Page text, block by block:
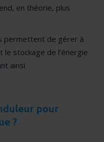
en théorie, plus
permettent de gérer à
le stockage de l’énergie
ainsi
pour
?